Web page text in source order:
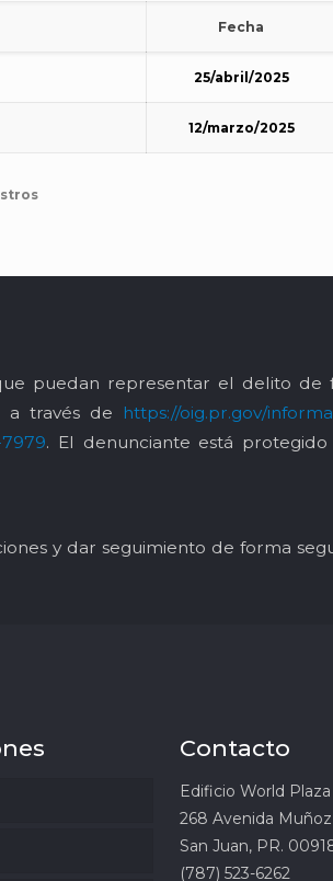
Fecha
25/abril/2025
12/marzo/2025
puedan representar el delito de
través de https://oig.pr.gov/informa
. El denunciante está
y dar seguimiento de forma
Contacto
Edificio World Plaza
268 Avenida Muñoz
San Juan, PR.
(787) 523-6262